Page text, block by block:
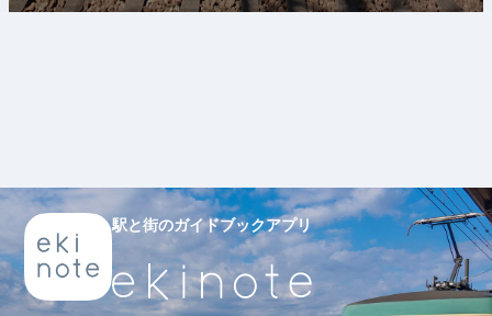
駅と街のガイドブックアプリ